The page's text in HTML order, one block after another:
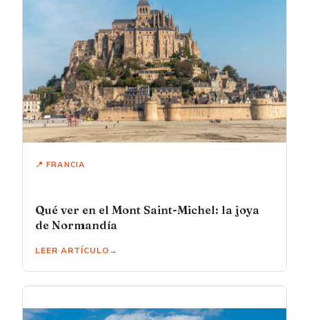
📍 FRANCIA
Qué ver en el Mont Saint-Michel: la joya
de Normandía
LEER ARTÍCULO